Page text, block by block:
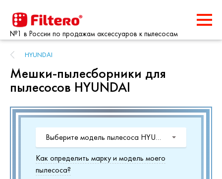
№1 в России по продажам аксессуаров к пылесосам
HYUNDAI
Мешки-пылесборники для
пылесосов HYUNDAI
Выберите модель пылесоса HYUNDAI
Как определить марку и модель моего
пылесоса?